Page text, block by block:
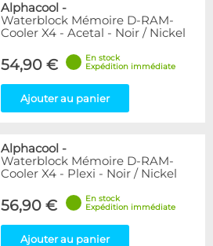
Alphacool -
Waterblock Mémoire D-RAM-
Cooler X4 - Acetal - Noir / Nickel
54,90 €
En stock
Expédition immédiate
Ajouter au panier
Alphacool -
Waterblock Mémoire D-RAM-
Cooler X4 - Plexi - Noir / Nickel
56,90 €
En stock
Expédition immédiate
Ajouter au panier